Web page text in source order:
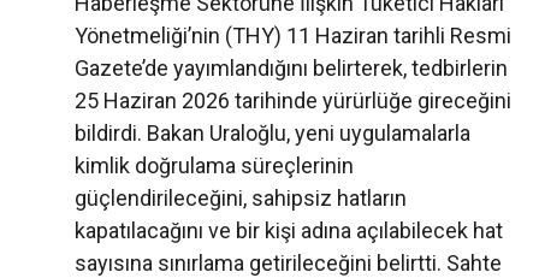
Yönetmeliği’nin (THY) 11 Haziran tarihli Resmi
Gazete’de yayımlandığını belirterek, tedbirlerin
25 Haziran 2026 tarihinde yürürlüğe gireceğini
bildirdi. Bakan Uraloğlu, yeni uygulamalarla
kimlik doğrulama süreçlerinin
güçlendirileceğini, sahipsiz hatların
kapatılacağını ve bir kişi adına açılabilecek hat
sayısına sınırlama getirileceğini belirtti. Sahte